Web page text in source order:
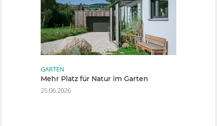
GARTEN
Mehr Platz für Natur im Garten
25.06.2026